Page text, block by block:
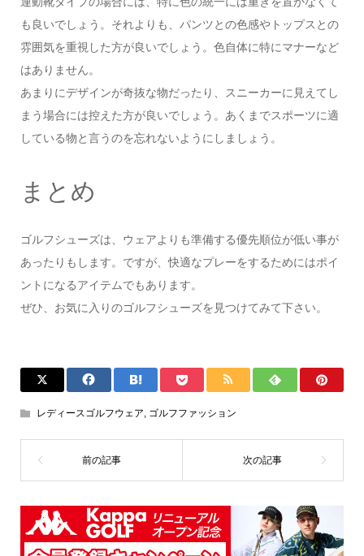
も良いでしょう。それよりも、パンツとの色感やトップスとの
雰囲気を重視した方が良いでしょう。色自体に特にマナーなど
はありません。
あまりにデザインが奇抜な物だったり、スニーカーに見えてし
まう場合には控えた方が良いでしょう。あくまでスポーツに適
している物と言うのを忘れないようにしましょう。
まとめ
ゴルフシューズは、ウェアよりも準備する優先順位が低い事が
あったりもします。ですが、快適なプレーをするためにはポイ
ントになるアイテムでもあります。
ぜひ、お気に入りのゴルフシューズを見つけてみて下さい。
レディースゴルフウェア, ゴルフファッション